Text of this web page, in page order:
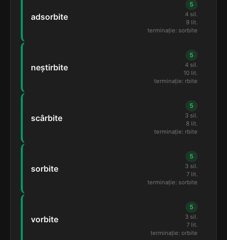
adsorbite
5
4 sil.
9 lit.
terminație: sorbite
neștirbite
5
4 sil.
10 lit.
terminație: rbite
scârbite
5
3 sil.
8 lit.
terminație: rbite
sorbite
5
3 sil.
7 lit.
terminație: sorbite
vorbite
5
3 sil.
7 lit.
terminație: orbite